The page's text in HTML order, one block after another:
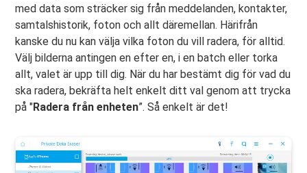
med data som sträcker sig från meddelanden, kontakter,
samtalshistorik, foton och allt däremellan. Härifrån
kanske du nu kan välja vilka foton du vill radera, för alltid.
Välj bilderna antingen en efter en, i en batch eller torka
allt, valet är upp till dig. När du har bestämt dig för vad du
ska radera, bekräfta helt enkelt ditt val genom att trycka
på "Radera från enheten”. Så enkelt är det!